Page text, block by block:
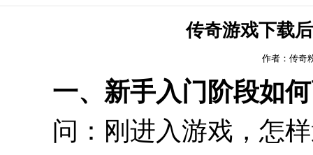
传奇游戏下载
作者：传奇
一、新手入门阶段如
问：刚进入游戏，怎